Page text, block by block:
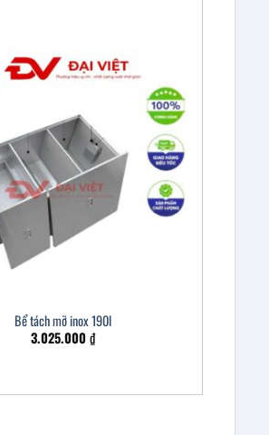
Bể tách mỡ inox 190l
3.025.000₫